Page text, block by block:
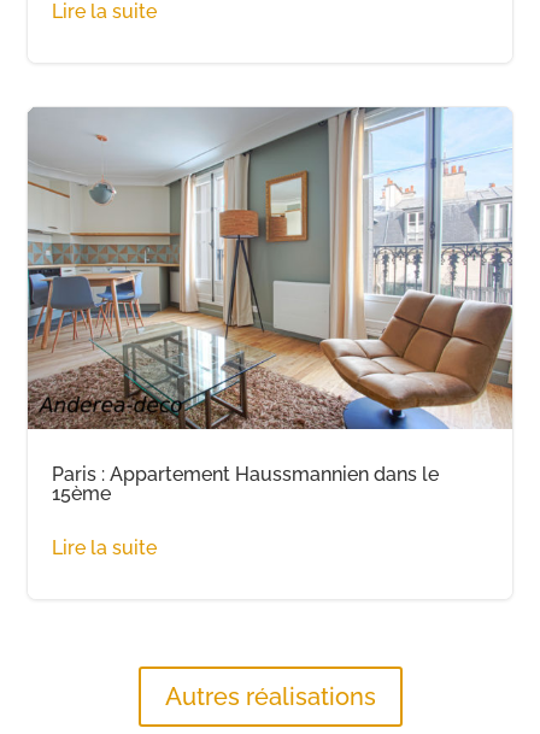
Lire la suite
Paris : Appartement Haussmannien dans le
15ème
Lire la suite
Autres réalisations